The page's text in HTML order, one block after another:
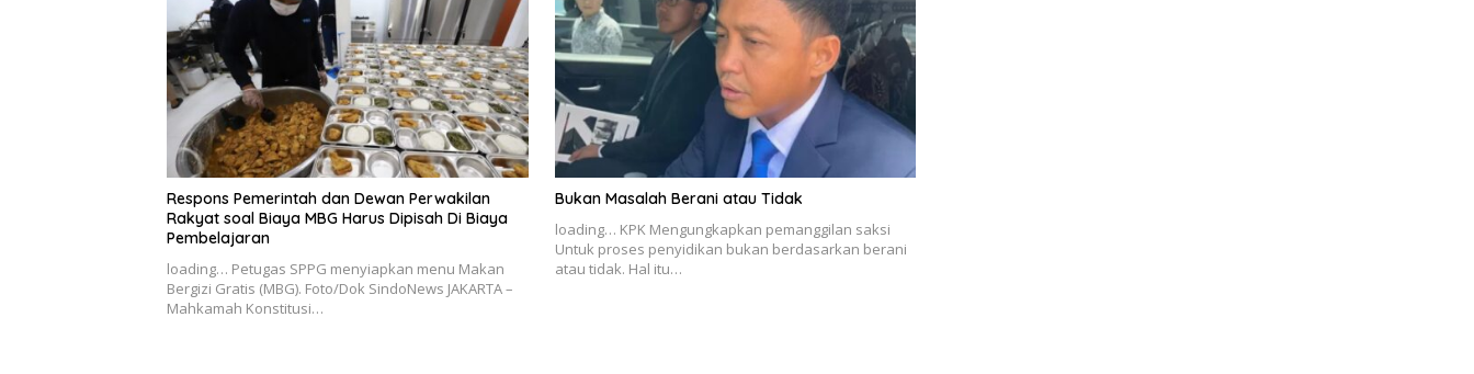
Respons Pemerintah dan Dewan Perwakilan
Rakyat soal Biaya MBG Harus Dipisah Di Biaya
Pembelajaran
loading… Petugas SPPG menyiapkan menu Makan
Bergizi Gratis (MBG). Foto/Dok SindoNews JAKARTA –
Mahkamah Konstitusi…
Bukan Masalah Berani atau Tidak
loading… KPK Mengungkapkan pemanggilan saksi
Untuk proses penyidikan bukan berdasarkan berani
atau tidak. Hal itu…